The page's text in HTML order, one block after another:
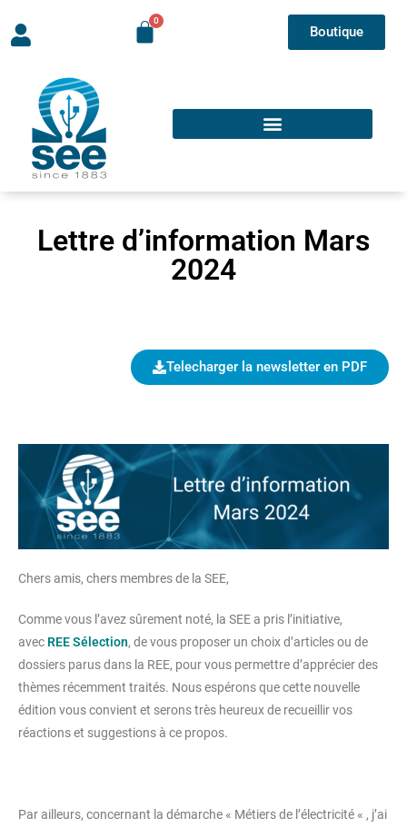
Boutique
Lettre d’information Mars
2024
Telecharger la newsletter en PDF
Chers amis, chers membres de la SEE,
Comme vous l’avez sûrement noté, la SEE a pris l’initiative,
avec REE Sélection, de vous proposer un choix d’articles ou de
dossiers parus dans la REE, pour vous permettre d’apprécier des
thèmes récemment traités. Nous espérons que cette nouvelle
édition vous convient et serons très heureux de recueillir vos
réactions et suggestions à ce propos.
Par ailleurs, concernant la démarche « Métiers de l’électricité « , j’ai